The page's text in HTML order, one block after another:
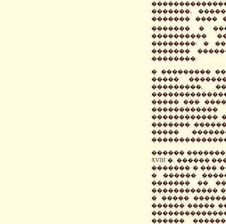
�������,
������� ����
������� �
����������
��������: �
�������
��������.
� ���������
�����
���������,
����� ���
������������
�������
�����
������
XVIII �. ������
������� � ���
� ������
������� ��
������������
� �����
������ �����
������